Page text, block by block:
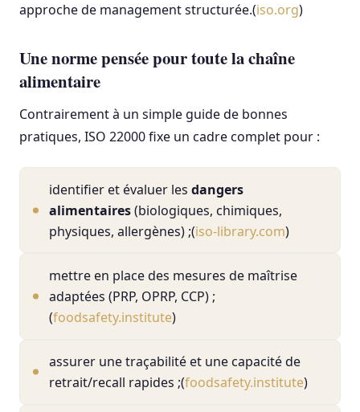
approche de management structurée.(iso.org)
Une norme pensée pour toute la chaîne
alimentaire
Contrairement à un simple guide de bonnes
pratiques, ISO 22000 fixe un cadre complet pour :
identifier et évaluer les dangers
alimentaires(biologiques, chimiques,
physiques, allergènes) ;(iso-library.com)
mettre en place des mesures de maîtrise
adaptées (PRP, OPRP, CCP) ;
(foodsafety.institute)
assurer une traçabilité et une capacité de
retrait/recall rapides ;(foodsafety.institute)